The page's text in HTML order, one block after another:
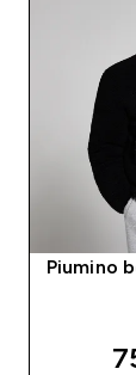
Piumino